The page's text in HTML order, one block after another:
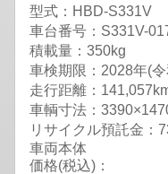
型式：HBD-S331V
車台番号：S331V-
積載量：350kg
車検期限： 2028年(
走行距離：
車輌寸法：
リサイクル預託金：
車両本体
価格(税込)：